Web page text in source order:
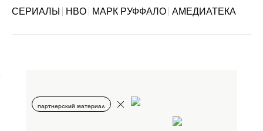
СЕРИАЛЫ HBO МАРК РУФФАЛО АМЕДИАТЕКА
партнерский материал